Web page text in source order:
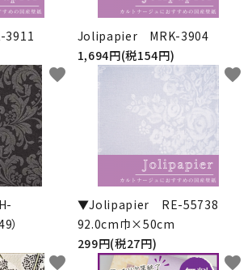
Jolipapier MRK-3904
1,694円(税154円)
）
favorite
▼Jolipapier RE-55738
92.0cm巾×50cm
299円(税27円)
favorite
favorite favorite